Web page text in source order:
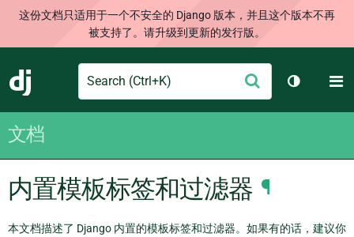
这份文档只适用于一个不安全的 Django 版本，并且这个版本不再
被支持了。请升级到更新的发行版。
Django
Search
交
切换主题
文档
内置模板标签和过滤器 ¶
本文档描述了 Django 内置的模板标签和过滤器。如果有的话，建议你